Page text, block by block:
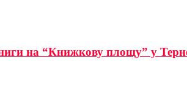
на “Книжкову площу” у